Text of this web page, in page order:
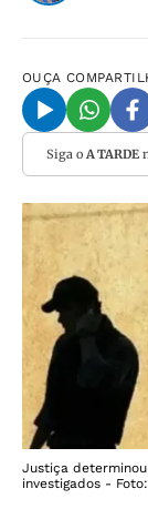
OUÇA
Siga o A TARDE
Justiça
investigados -